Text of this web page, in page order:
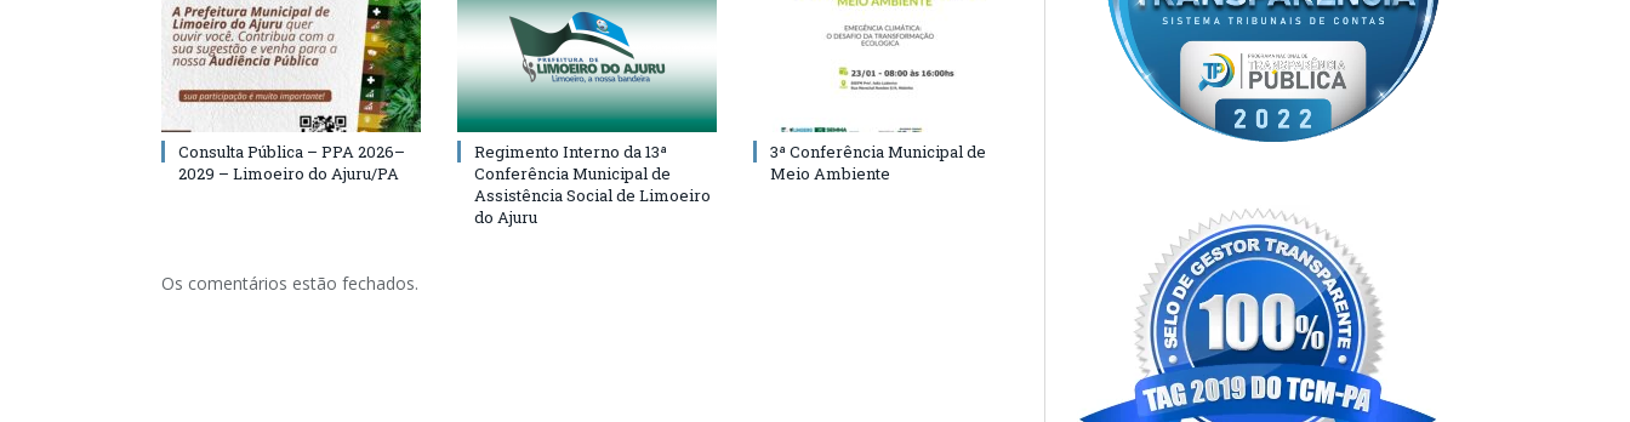
Consulta Pública – PPA 2026–
2029 – Limoeiro do Ajuru/PA
Regimento Interno da 13ª
Conferência Municipal de
Assistência Social de Limoeiro
do Ajuru
3ª Conferência Municipal de
Meio Ambiente
Os comentários estão fechados.